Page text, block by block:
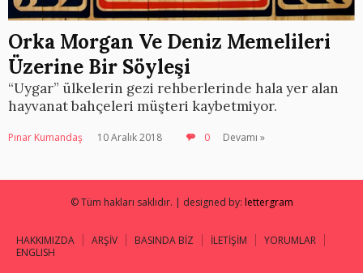
Orka Morgan Ve Deniz Memelileri
Üzerine Bir Söyleşi
“Uygar” ülkelerin gezi rehberlerinde hala yer alan
hayvanat bahçeleri müşteri kaybetmiyor.
Pınar Kumandaş 10 Aralık 2018 0 Devamı »
© Tüm hakları saklıdır. | designed by: lettergram
HAKKIMIZDA ARŞİV BASINDA BİZ İLETİŞİM
YORUMLAR
ENGLISH